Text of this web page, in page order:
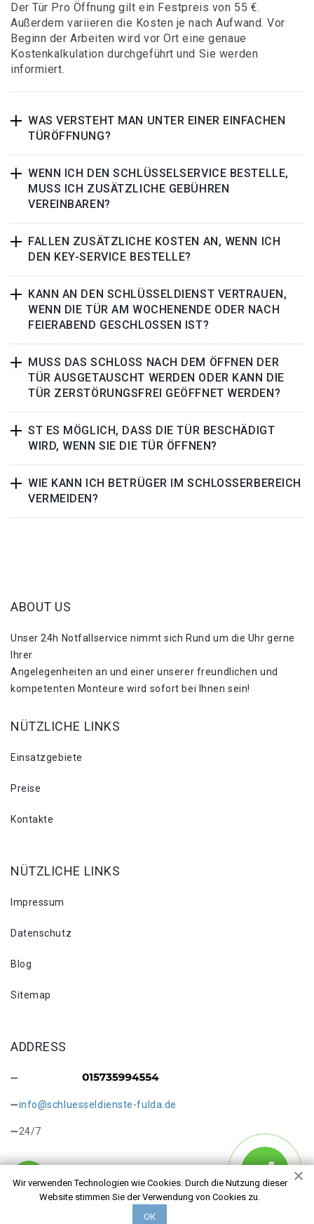
Der Tür Pro Öffnung gilt ein Festpreis von 55 €.
Außerdem variieren die Kosten je nach Aufwand. Vor
Beginn der Arbeiten wird vor Ort eine genaue
Kostenkalkulation durchgeführt und Sie werden
informiert.
WAS VERSTEHT MAN UNTER EINER EINFACHEN
TÜRÖFFNUNG?
WENN ICH DEN SCHLÜSSELSERVICE BESTELLE,
MUSS ICH ZUSÄTZLICHE GEBÜHREN
VEREINBAREN?
FALLEN ZUSÄTZLICHE KOSTEN AN, WENN ICH
DEN KEY-SERVICE BESTELLE?
KANN AN DEN SCHLÜSSELDIENST VERTRAUEN,
WENN DIE TÜR AM WOCHENENDE ODER NACH
FEIERABEND GESCHLOSSEN IST?
MUSS DAS SCHLOSS NACH DEM ÖFFNEN DER
TÜR AUSGETAUSCHT WERDEN ODER KANN DIE
TÜR ZERSTÖRUNGSFREI GEÖFFNET WERDEN?
ST ES MÖGLICH, DASS DIE TÜR BESCHÄDIGT
WIRD, WENN SIE DIE TÜR ÖFFNEN?
WIE KANN ICH BETRÜGER IM SCHLOSSERBEREICH
VERMEIDEN?
Wir verwenden Technologien wie Cookies. Durch die Nutzung dieser
Website stimmen Sie der Verwendung von Cookies zu.
ОК
ABOUT US
Unser 24h Notfallservice nimmt sich Rund um die Uhr gerne
Ihrer
Angelegenheiten an und einer unserer freundlichen und
kompetenten Monteure wird sofort bei Ihnen sein!
NÜTZLICHE LINKS
Einsatzgebiete
Preise
Kontakte
NÜTZLICHE LINKS
Impressum
Datenschutz
Blog
Sitemap
ADDRESS
info@schluesseldienste-fulda.de
24/7
Copyright © 2026 Schlüsseldienst in Fulda Galerie. Alle